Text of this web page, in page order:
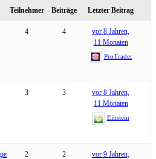
Teilnehmer Beiträge Letzter Beitrag
4 4
vor 8 Jahren,
11 Monaten
ProTrader
3 3
vor 8 Jahren,
11 Monaten
Einstein
2 2
vor 9 Jahren,